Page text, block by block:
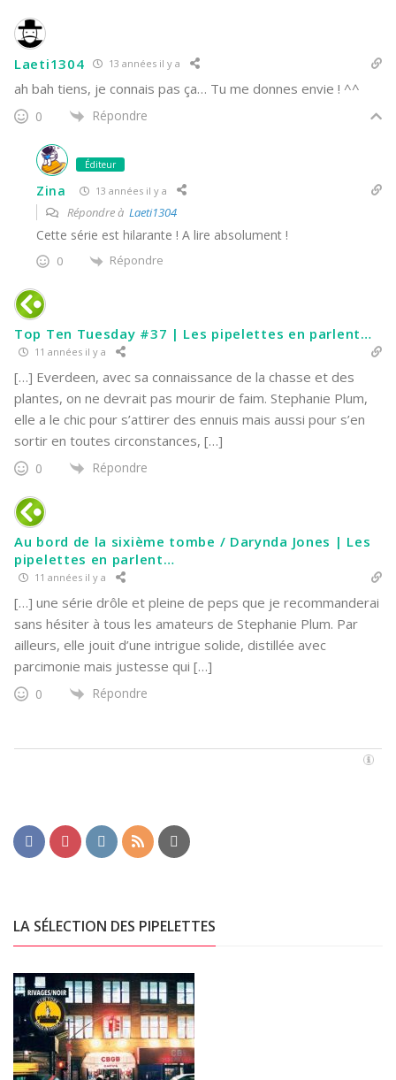
Laeti1304 13 années il y a
ah bah tiens, je connais pas ça… Tu me donnes envie ! ^^
0 Répondre
Éditeur
Zina 13 années il y a
Répondre à Laeti1304
Cette série est hilarante ! A lire absolument !
0 Répondre
Top Ten Tuesday #37 | Les pipelettes en parlent…
11 années il y a
[…] Everdeen, avec sa connaissance de la chasse et des
plantes, on ne devrait pas mourir de faim. Stephanie Plum,
elle a le chic pour s’attirer des ennuis mais aussi pour s’en
sortir en toutes circonstances, […]
0 Répondre
Au bord de la sixième tombe / Darynda Jones | Les
pipelettes en parlent…
11 années il y a
[…] une série drôle et pleine de peps que je recommanderai
sans hésiter à tous les amateurs de Stephanie Plum. Par
ailleurs, elle jouit d’une intrigue solide, distillée avec
parcimonie mais justesse qui […]
0 Répondre
LA SÉLECTION DES PIPELETTES